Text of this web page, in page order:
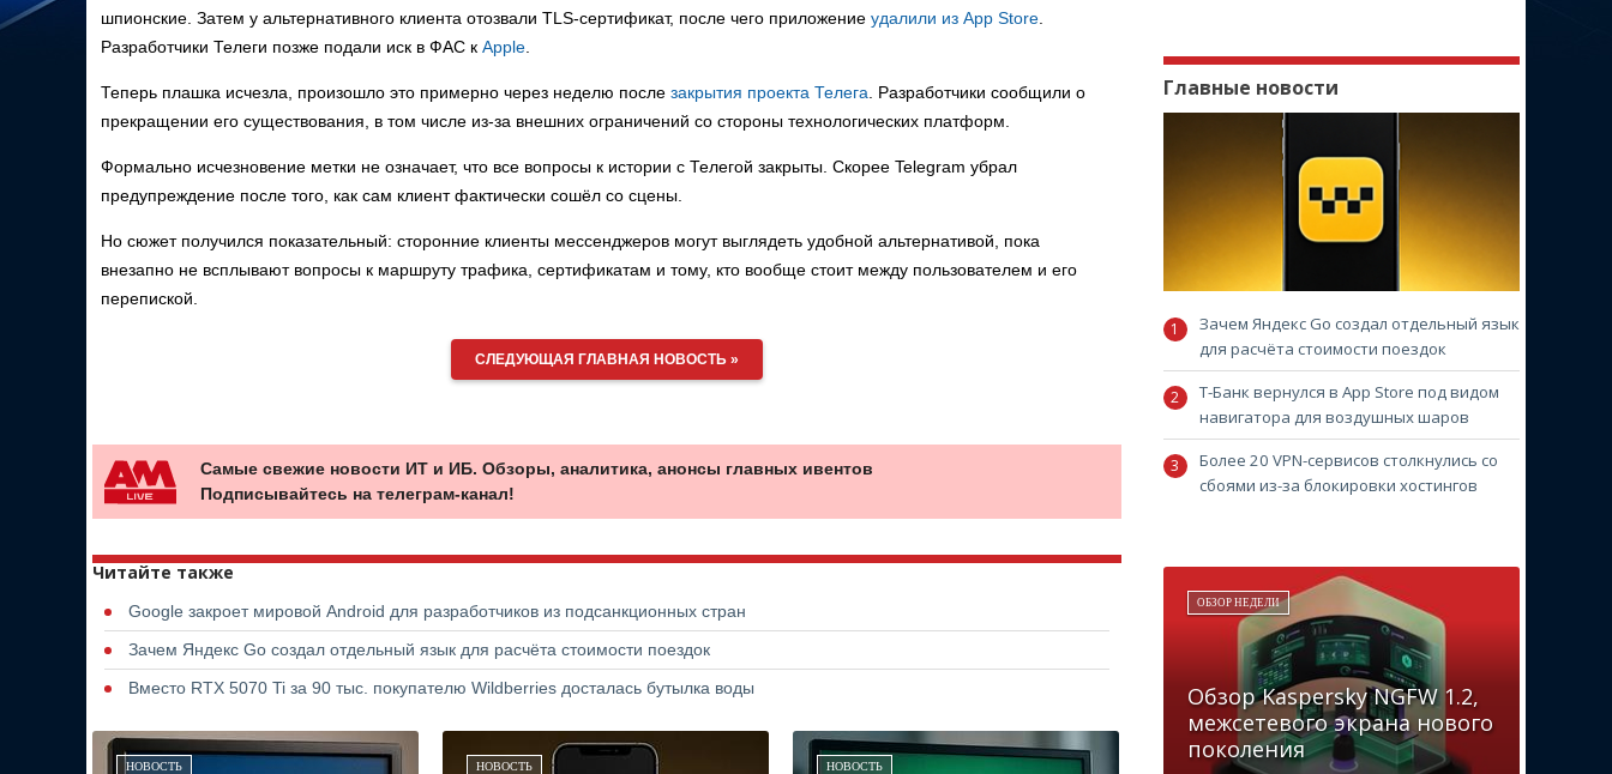
шпионские. Затем у альтернативного клиента отозвали TLS-сертификат, после чего приложение удалили из App Store
Разработчики Телеги позже подали иск в ФАС к Apple
Теперь плашка исчезла, произошло это примерно через неделю после закрытия проекта Телега . Разработчики сообщили о
прекращении его существования, в том числе из-за внешних ограничений со стороны технологических платформ.
Формально исчезновение метки не означает, что все вопросы к истории с Телегой закрыты. Скорее Telegram убрал
предупреждение после того, как сам клиент фактически сошёл со сцены.
Но сюжет получился показательный: сторонние клиенты мессенджеров могут выглядеть удобной альтернативой, пока
внезапно не всплывают вопросы к маршруту трафика, сертификатам и тому, кто вообще стоит между пользователем и его
перепиской.
СЛЕДУЮЩАЯ ГЛАВНАЯ НОВОСТЬ »
Самые свежие новости ИТ и ИБ. Обзоры, аналитика, анонсы главных ивентов
Подписывайтесь на телеграм-канал!
Читайте также
Google закроет мировой Android для разработчиков из подсанкционных стран
Зачем Яндекс Go создал отдельный язык для расчёта стоимости поездок
Вместо RTX 5070 Ti за 90 тыс. покупателю Wildberries досталась бутылка воды
НОВОСТЬ НОВОСТЬ НОВОСТЬ
Главные новости
Зачем Яндекс Go создал отдельный язык
для расчёта стоимости поездок
Т-Банк вернулся в App Store под видом
навигатора для воздушных шаров
Более 20 VPN-сервисов столкнулись со
сбоями из-за блокировки хостингов
ОБЗОР НЕДЕЛИ
Обзор Kaspersky NGFW 1.2,
межсетевого экрана нового
поколения